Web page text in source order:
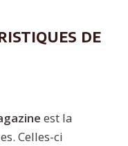
de
est la
Celles-ci